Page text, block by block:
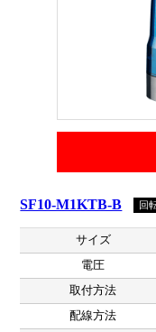
SF10-M1KTB-B 回
サイズ
電圧
取付方法
配線方法